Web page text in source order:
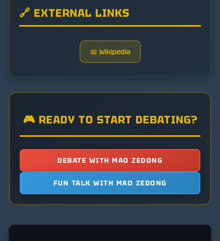
🔗 EXTERNAL LINKS
📖 Wikipedia
🎮 READY TO START DEBATING?
DEBATE WITH MAO ZEDONG
FUN TALK WITH MAO ZEDONG